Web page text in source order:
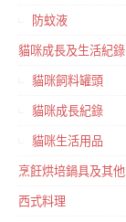
防蚊液
貓咪成長及生活紀錄
貓咪飼料罐頭
貓咪成長紀錄
貓咪生活用品
烹飪烘培鍋具及其
西式料理